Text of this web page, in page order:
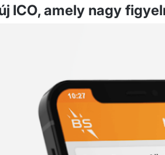
ICO, amely nagy